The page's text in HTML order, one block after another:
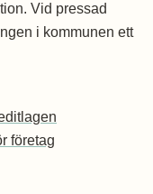
Vid pressad
i kommunen ett
företag